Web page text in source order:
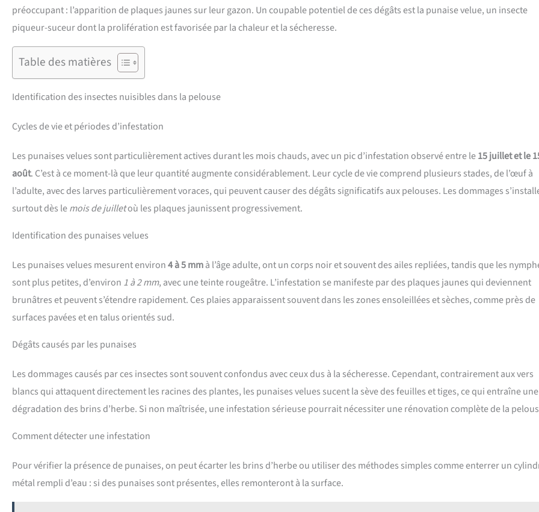
préoccupant : l’apparition de plaques jaunes sur leur gazon. Un coupable potentiel de ces dégâts est la punaise velue, un insecte
piqueur-suceur dont la prolifération est favorisée par la chaleur et la sécheresse.
Table des matières
Identification des insectes nuisibles dans la pelouse
Cycles de vie et périodes d’infestation
Les punaises velues sont particulièrement actives durant les mois chauds, avec un pic d’infestation observé entre le15 juillet et le
août. C’est à ce moment-là que leur quantité augmente considérablement. Leur cycle de vie comprend plusieurs stades, de l’œuf à
l’adulte, avec des larves particulièrement voraces, qui peuvent causer des dégâts significatifs aux pelouses. Les dommages
surtout dès lemois de juilletoù les plaques jaunissent progressivement.
Identification des punaises velues
Les punaises velues mesurent environ4 à 5 mmà l’âge adulte, ont un corps noir et souvent des ailes repliées, tandis que les
sont plus petites, d’environ 1 à 2 mm, avec une teinte rougeâtre. L’infestation se manifeste par des plaques jaunes qui deviennent
brunâtres et peuvent s’étendre rapidement. Ces plaies apparaissent souvent dans les zones ensoleillées et sèches, comme près de
surfaces pavées et en talus orientés sud.
Dégâts causés par les punaises
Les dommages causés par ces insectes sont souvent confondus avec ceux dus à la sécheresse. Cependant, contrairement aux vers
blancs qui attaquent directement les racines des plantes, les punaises velues sucent la sève des feuilles et tiges, ce qui entraîne une
dégradation des brins d’herbe. Si non maîtrisée, une infestation sérieuse pourrait nécessiter une rénovation complète de la
Comment détecter une infestation
Pour vérifier la présence de punaises, on peut écarter les brins d’herbe ou utiliser des méthodes simples comme enterrer un
métal rempli d’eau : si des punaises sont présentes, elles remonteront à la surface.